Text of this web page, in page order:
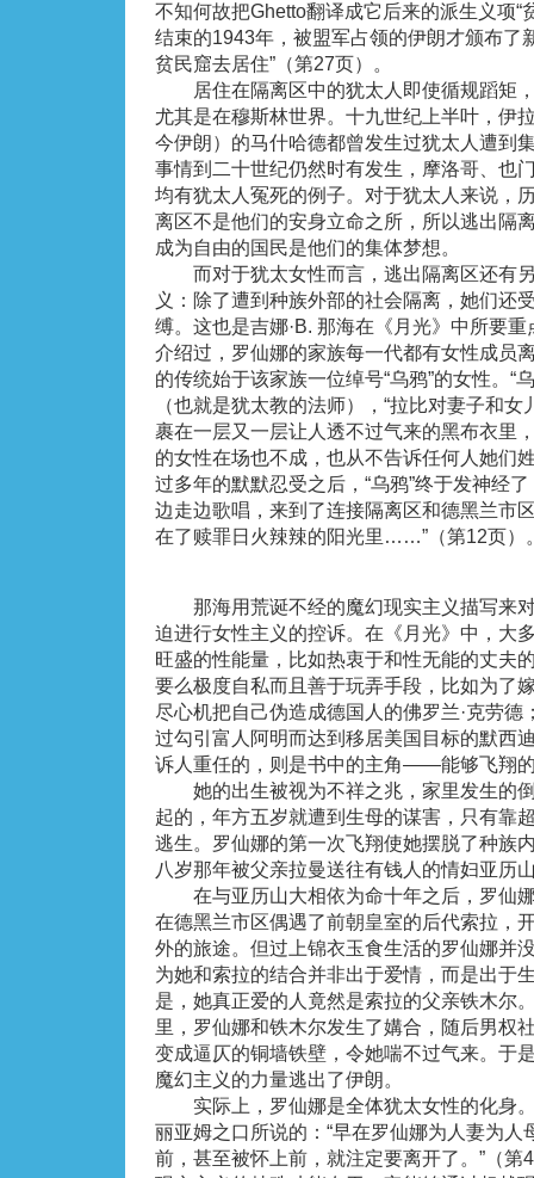
不知何故把Ghetto翻译成它后来的派生义项“
结束的1943年，被盟军占领的伊朗才颁布了
贫民窟去居住”（第27页）。
居住在隔离区中的犹太人即使循规蹈矩
尤其是在穆斯林世界。十九世纪上半叶，伊
今伊朗）的马什哈德都曾发生过犹太人遭到
事情到二十世纪仍然时有发生，摩洛哥、也
均有犹太人冤死的例子。对于犹太人来说，
离区不是他们的安身立命之所，所以逃出隔
成为自由的国民是他们的集体梦想。
而对于犹太女性而言，逃出隔离区还有
义：除了遭到种族外部的社会隔离，她们还
缚。这也是吉娜·B. 那海在《月光》中所要
介绍过，罗仙娜的家族每一代都有女性成员
的传统始于该家族一位绰号“乌鸦”的女性。“
（也就是犹太教的法师），“拉比对妻子和
裹在一层又一层让人透不过气来的黑布衣里
的女性在场也不成，也从不告诉任何人她们
过多年的默默忍受之后，“乌鸦”终于发神经
边走边歌唱，来到了连接隔离区和德黑兰市
在了赎罪日火辣辣的阳光里……”（第12页）
那海用荒诞不经的魔幻现实主义描写来
迫进行女性主义的控诉。在《月光》中，大
旺盛的性能量，比如热衷于和性无能的丈夫
要么极度自私而且善于玩弄手段，比如为了
尽心机把自己伪造成德国人的佛罗兰·克劳德
过勾引富人阿明而达到移居美国目标的默西
诉人重任的，则是书中的主角——能够飞翔
她的出生被视为不祥之兆，家里发生的
起的，年方五岁就遭到生母的谋害，只有靠
逃生。罗仙娜的第一次飞翔使她摆脱了种族
八岁那年被父亲拉曼送往有钱人的情妇亚历
在与亚历山大相依为命十年之后，罗仙
在德黑兰市区偶遇了前朝皇室的后代索拉，
外的旅途。但过上锦衣玉食生活的罗仙娜并
为她和索拉的结合并非出于爱情，而是出于
是，她真正爱的人竟然是索拉的父亲铁木尔
里，罗仙娜和铁木尔发生了媾合，随后男权
变成逼仄的铜墙铁壁，令她喘不过气来。于
魔幻主义的力量逃出了伊朗。
实际上，罗仙娜是全体犹太女性的化身。
丽亚姆之口所说的：“早在罗仙娜为人妻为人
前，甚至被怀上前，就注定要离开了。”（第